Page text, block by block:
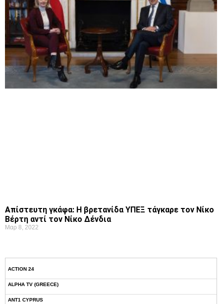
Απίστευτη γκάφα: Η βρετανίδα ΥΠΕΞ τάγκαρε τον Νίκο
Βέρτη αντί τον Νίκο Δένδια
Μαρ 8, 2022
ACTION 24
ALPHA TV (GREECE)
ANT1 CYPRUS